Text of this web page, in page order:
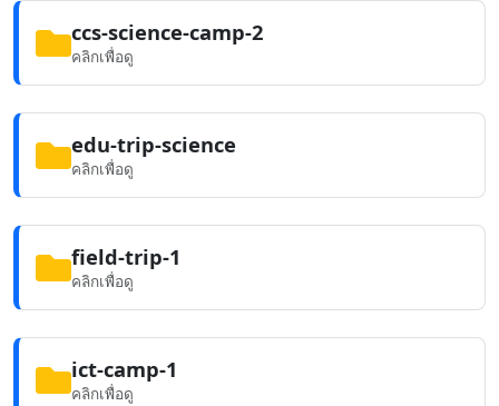
ccs-science-camp-2
คลิกเพื่อดู
edu-trip-science
คลิกเพื่อดู
field-trip-1
คลิกเพื่อดู
ict-camp-1
คลิกเพื่อดู